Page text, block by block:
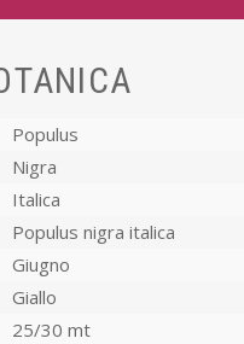
Populus
Nigra
Italica
Populus nigra italica
Giugno
Giallo
25/30 mt